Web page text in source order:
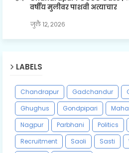
वर्षीय मुलीवर पाशवी अत्याचार
जुलै १२, २०२६
LABELS
Chandrapur Gadchandur
Ghughus
Gondpipari
Nagpur
Parbhani Politics
Recruitment
Saoli Sasti